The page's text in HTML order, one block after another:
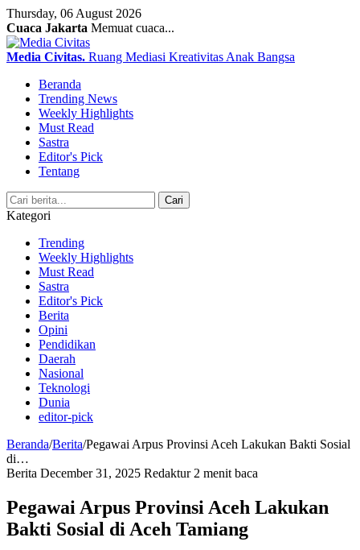
Thursday, 06 August 2026
Cuaca Jakarta Memuat cuaca...
Media Civitas. Ruang Mediasi Kreativitas Anak Bangsa
Beranda
Trending News
Weekly Highlights
Must Read
Sastra
Editor's Pick
Tentang
Search
Cari
Kategori
Trending
Weekly Highlights
Must Read
Sastra
Editor's Pick
Berita
Opini
Pendidikan
Daerah
Nasional
Teknologi
Dunia
editor-pick
Beranda/Berita/Pegawai Arpus Provinsi Aceh Lakukan Bakti Sosial
di…
Berita December 31, 2025 Redaktur 2 menit baca
Pegawai Arpus Provinsi Aceh Lakukan
Bakti Sosial di Aceh Tamiang